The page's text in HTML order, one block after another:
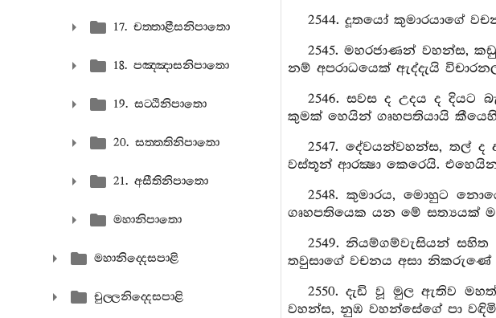
17. චත‍්තාළීසනිපාතො
18. පඤ‍්ඤාසනිපාතො
19. සට‍්ඨිනිපාතො
20. සත‍්තතිනිපාතො
21. අසීතිනිපාතො
මහානිපාතො
මහානිද‍්දෙසපාළි
චුල‍්ලනිද‍්දෙසපාළි
2544. දූතයෝ කුමාරයාගේ
2545. මහරජාණන් වහන්ස,
නම් අපරාධයෙක් ඇද්දැයි
2546. සවස ද උදය ද දියට
කුමක් හෙයින් ගෘහපතියායි කීයෙහි
2547. දේවයන්වහන්ස, තල්
වස්තූන් ආරක්‍ෂා කෙරෙයි.
2548. කුමාරය, මොහුට
ගෘහපතියෙක යන මේ සත්‍යයක්
2549. නියම්ගම්වැසියන්
තවුසාගේ වචනය අසා නිකරුණේ
2550. දැඩි වූ මුල ඇතිව
වහන්ස, නුඹ වහන්සේගේ පා